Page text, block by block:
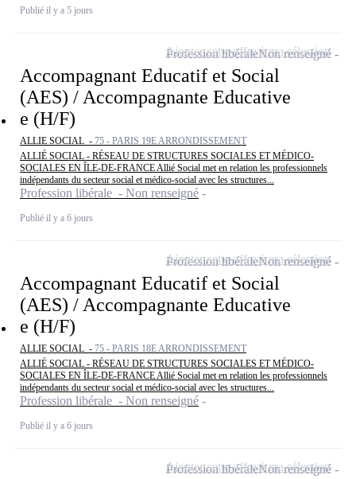
Publié il y a 5 jours
Accompagnant Educatif et Social
(AES) / Accompagnante Educative
e (H/F)
ALLIE SOCIAL - 75 - PARIS 19E ARRONDISSEMENT
ALLIÉ SOCIAL - RÉSEAU DE STRUCTURES SOCIALES ET MÉDICO-
SOCIALES EN ÎLE-DE-FRANCE Allié Social met en relation les professionnels
indépendants du secteur social et médico-social avec les structures...
Profession libérale - Non renseigné
Publié il y a 6 jours
Profession libéraleNon renseigné
Ajouter cette offre à ma sélection
Accompagnant Educatif et Social
(AES) / Accompagnante Educative
e (H/F)
ALLIE SOCIAL - 75 - PARIS 18E ARRONDISSEMENT
ALLIÉ SOCIAL - RÉSEAU DE STRUCTURES SOCIALES ET MÉDICO-
SOCIALES EN ÎLE-DE-FRANCE Allié Social met en relation les professionnels
indépendants du secteur social et médico-social avec les structures...
Profession libérale - Non renseigné
Publié il y a 6 jours
Profession libéraleNon renseigné
Ajouter cette offre à ma sélection
Profession libéraleNon renseigné
Ajouter cette offre à ma sélection